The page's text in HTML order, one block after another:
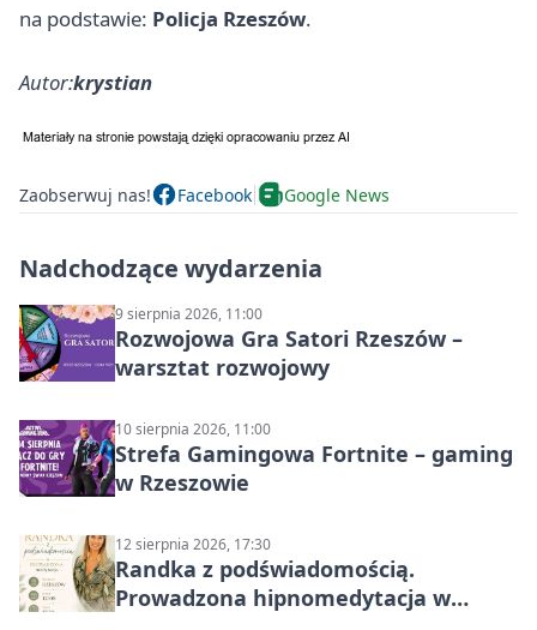
na podstawie: Policja Rzeszów.
Autor:krystian
Zaobserwuj nas! Facebook Google News
Nadchodzące wydarzenia
9 sierpnia 2026, 11:00
Rozwojowa Gra Satori Rzeszów –
warsztat rozwojowy
10 sierpnia 2026, 11:00
Strefa Gamingowa Fortnite – gaming
w Rzeszowie
12 sierpnia 2026, 17:30
Randka z podświadomością.
Prowadzona hipnomedytacja w